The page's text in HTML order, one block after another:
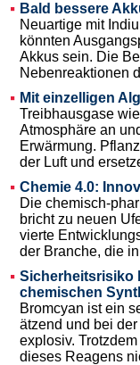
Bald bessere
Neuartige mit
könnten
Akkus sein. Die
Nebenreaktionen
Mit einzelligen
Treibhausgase
Atmosphäre an
Erwärmung.
der Luft und
Chemie 4.0:
Die chemisch-
bricht zu neuen
vierte
der Branche, die
Sicherheitsrisiko
chemischen
Bromcyan ist ein
ätzend und bei
explosiv.
dieses Reagens